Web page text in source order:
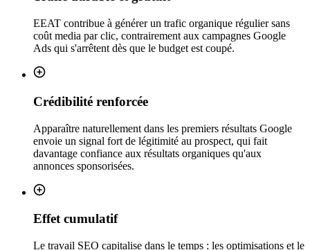
EEAT contribue à générer un trafic organique régulier sans
coût media par clic, contrairement aux campagnes Google
Ads qui s'arrêtent dès que le budget est coupé.
Crédibilité renforcée
Apparaître naturellement dans les premiers résultats Google
envoie un signal fort de légitimité au prospect, qui fait
davantage confiance aux résultats organiques qu'aux
annonces sponsorisées.
Effet cumulatif
Le travail SEO capitalise dans le temps : les optimisations et le